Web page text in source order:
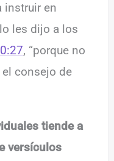
instruir en
les dijo a los
, “porque no
consejo de
tiende a
versículos